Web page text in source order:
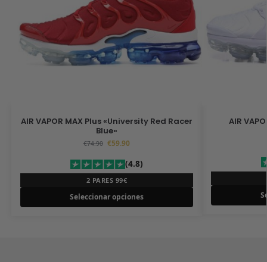
AIR VAPOR MAX Plus «University Red Racer
Blue»
€74.90 €59.90
(4.8)
2 PARES 99€
Seleccionar opciones
AIR